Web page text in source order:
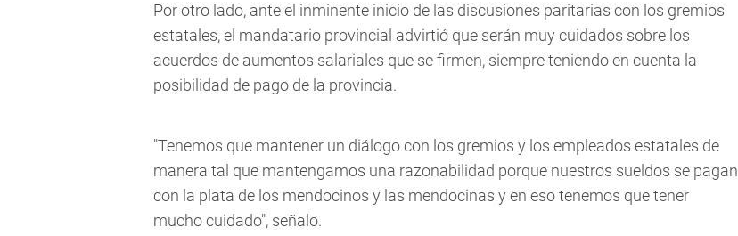
Por otro lado, ante el inminente inicio de las discusiones paritarias con los gremios
estatales, el mandatario provincial advirtió que serán muy cuidados sobre los
acuerdos de aumentos salariales que se firmen, siempre teniendo en cuenta la
posibilidad de pago de la provincia.
"Tenemos que mantener un diálogo con los gremios y los empleados estatales de
manera tal que mantengamos una razonabilidad porque nuestros sueldos se pagan
con la plata de los mendocinos y las mendocinas y en eso tenemos que tener
mucho cuidado", señalo.